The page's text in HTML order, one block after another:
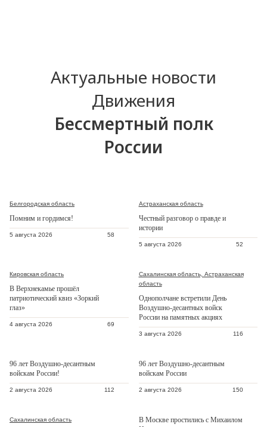
Актуальные новости
Движения
Бессмертный полк
России
Белгородская область
Помним и гордимся!
5 августа 2026 58
Астраханская область
Честный разговор о правде и
истории
5 августа 2026 52
Кировская область
В Верхнекамье прошёл
патриотический квиз «Зоркий
глаз»
4 августа 2026 69
Сахалинская область, Астраханская
область
Однополчане встретили День
Воздушно-десантных войск
России на памятных акциях
3 августа 2026 116
96 лет Воздушно-десантным
войскам России!
2 августа 2026 112
96 лет Воздушно-десантным
войскам России
2 августа 2026 150
Сахалинская область
В Москве простились с Михаилом